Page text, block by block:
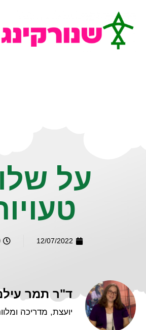
על
12/07/2022
ד"ר תמר עילם
יועצת, מדריכה